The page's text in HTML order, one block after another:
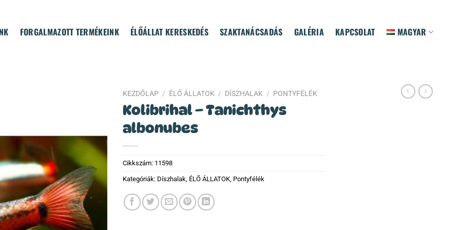
FORGALMAZOTT TERMÉKEINK ÉLŐÁLLAT KERESKEDÉS SZAKTANÁCSADÁS GALÉRIA KAPCSOLAT MAGYAR
KEZDŐLAP / ÉLŐ ÁLLATOK / DÍSZHALAK / PONTYFÉLÉK
Kolibrihal – Tanichthys
albonubes
Cikkszám: 11598
Kategóriák: Díszhalak ÉLŐ ÁLLATOK Pontyfélék